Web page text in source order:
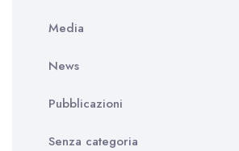
Media
News
Pubblicazioni
Senza categoria